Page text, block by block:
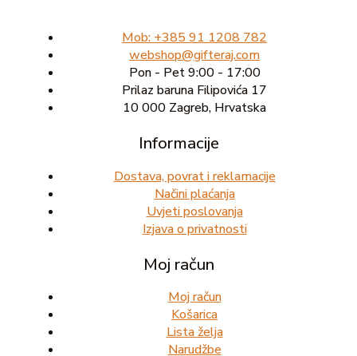
Mob: +385 91 1208 782
webshop@gifteraj.com
Pon - Pet 9:00 - 17:00
Prilaz baruna Filipovića 17
10 000 Zagreb, Hrvatska
Informacije
Dostava, povrat i reklamacije
Načini plaćanja
Uvjeti poslovanja
Izjava o privatnosti
Moj račun
Moj račun
Košarica
Lista želja
Narudžbe